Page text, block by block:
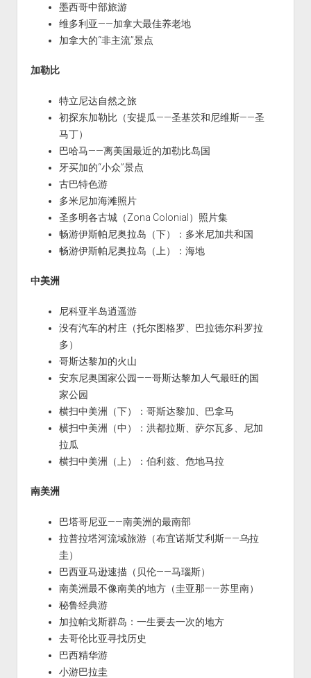
墨西哥中部旅游
维多利亚——加拿大最佳养老地
加拿大的“非主流”景点
加勒比
特立尼达自然之旅
初探东加勒比（安提瓜——圣基茨和尼维斯——圣
马丁）
巴哈马——离美国最近的加勒比岛国
牙买加的“小众”景点
古巴特色游
多米尼加海滩照片
圣多明各古城（Zona Colonial）照片集
畅游伊斯帕尼奥拉岛（下）：多米尼加共和国
畅游伊斯帕尼奥拉岛（上）：海地
中美洲
尼科亚半岛逍遥游
没有汽车的村庄（托尔图格罗、巴拉德尔科罗拉
多）
哥斯达黎加的火山
安东尼奥国家公园——哥斯达黎加人气最旺的国
家公园
横扫中美洲（下）：哥斯达黎加、巴拿马
横扫中美洲（中）：洪都拉斯、萨尔瓦多、尼加
拉瓜
横扫中美洲（上）：伯利兹、危地马拉
南美洲
巴塔哥尼亚——南美洲的最南部
拉普拉塔河流域旅游（布宜诺斯艾利斯——乌拉
圭）
巴西亚马逊速描（贝伦——马瑙斯）
南美洲最不像南美的地方（圭亚那——苏里南）
秘鲁经典游
加拉帕戈斯群岛：一生要去一次的地方
去哥伦比亚寻找历史
巴西精华游
小游巴拉圭